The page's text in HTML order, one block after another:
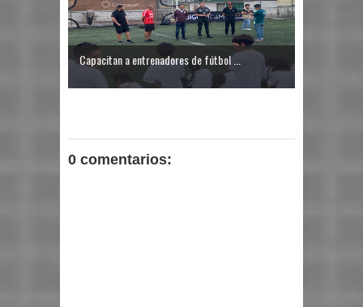
Capacitan a entrenadores de fútbol ...
0 comentarios: